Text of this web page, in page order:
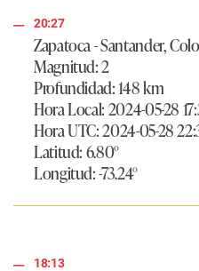
20:27
Zapatoca - Santander,
Magnitud: 2
Profundidad: 148 km
Hora Local: 2024-05-28
Hora UTC: 2024-05-28
Latitud: 6.80°
Longitud: -73.24°
18:13